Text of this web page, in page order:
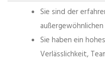
Sie sind der
Sie haben ein
Verlässlichkeit,